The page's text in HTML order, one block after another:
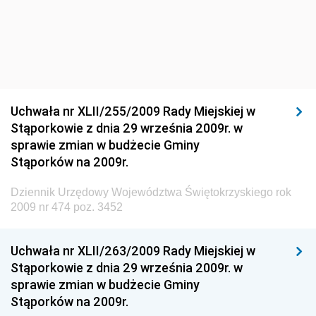
Dziennik Urzędowy Ministra Budownictwa i Przemysłu
Materiałów Budowlanych
Dziennik Urzędowy Ministra Infrastruktury i Rozwoju
Dziennik Urzędowy Głównego Inspektoratu Ochrony
Środowiska
Dziennik Urzędowy Generalnej Dyrekcji Ochrony
Dziennik Urzędowy Ministerstwa Administracji,
Gospodarki Terenowej i Ochrony Środowiska
Dziennik Urzędowy Ministerstwa Administracji i
Gospodarki Przestrzennej
Uchwała nr XLII/255/2009 Rady Miejskiej w
Stąporkowie z dnia 29 września 2009r. w
sprawie zmian w budżecie Gminy
Stąporków na 2009r.
Dziennik Urzędowy Województwa Świętokrzyskiego rok
2009 nr 474 poz. 3452
Uchwała nr XLII/263/2009 Rady Miejskiej w
Stąporkowie z dnia 29 września 2009r. w
sprawie zmian w budżecie Gminy
Stąporków na 2009r.